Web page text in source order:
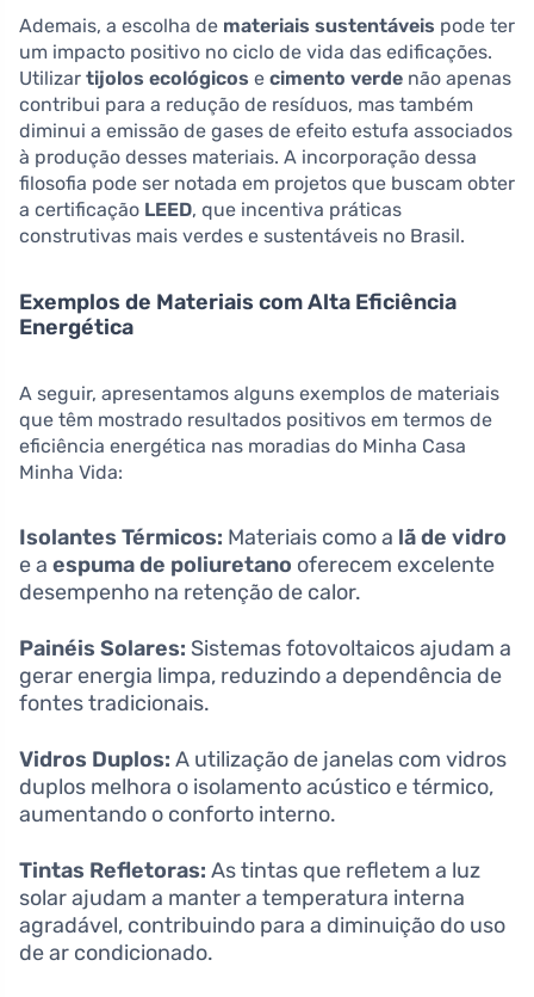
Ademais, a escolha de materiais sustentáveis pode ter
um impacto positivo no ciclo de vida das edificações.
Utilizar tijolos ecológicos e cimento verde não apenas
contribui para a redução de resíduos, mas também
diminui a emissão de gases de efeito estufa associados
à produção desses materiais. A incorporação dessa
filosofia pode ser notada em projetos que buscam obter
a certificação LEED, que incentiva práticas
construtivas mais verdes e sustentáveis no Brasil.
Exemplos de Materiais com Alta Eficiência
Energética
A seguir, apresentamos alguns exemplos de materiais
que têm mostrado resultados positivos em termos de
eficiência energética nas moradias do Minha Casa
Minha Vida:
Isolantes Térmicos: Materiais como a lã de vidro
e a espuma de poliuretano oferecem excelente
desempenho na retenção de calor.
Painéis Solares: Sistemas fotovoltaicos ajudam a
gerar energia limpa, reduzindo a dependência de
fontes tradicionais.
Vidros Duplos: A utilização de janelas com vidros
duplos melhora o isolamento acústico e térmico,
aumentando o conforto interno.
Tintas Refletoras: As tintas que refletem a luz
solar ajudam a manter a temperatura interna
agradável, contribuindo para a diminuição do uso
de ar condicionado.